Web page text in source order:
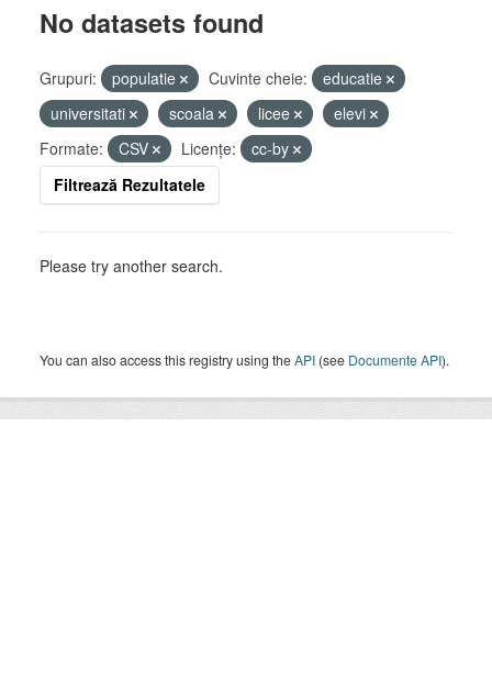
No datasets found
Grupuri: populatie Cuvinte cheie:
educatie
universitati
scoala licee
elevi
Formate:
CSV Licenţe:
cc-by
Filtrează Rezultatele
Please try another search.
You can also access this registry using theAPI (see Documente API).